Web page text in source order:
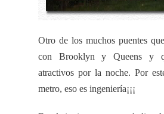
Otro de los muchos puentes
con Brooklyn yQueens y
atractivos por la noche. Por
metro, eso es ingeniería¡¡¡